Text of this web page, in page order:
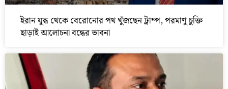
ইরান যুদ্ধ থেকে বেরোনোর পথ খুঁজছেন ট্রাম্প, পরমাণু চুক্তি
ছাড়াই আলোচনা বন্ধের ভাবনা